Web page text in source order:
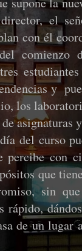
el
con él
comienzo
y
los
asignaturas
del curso
percibe con
que
sin
de un lugar